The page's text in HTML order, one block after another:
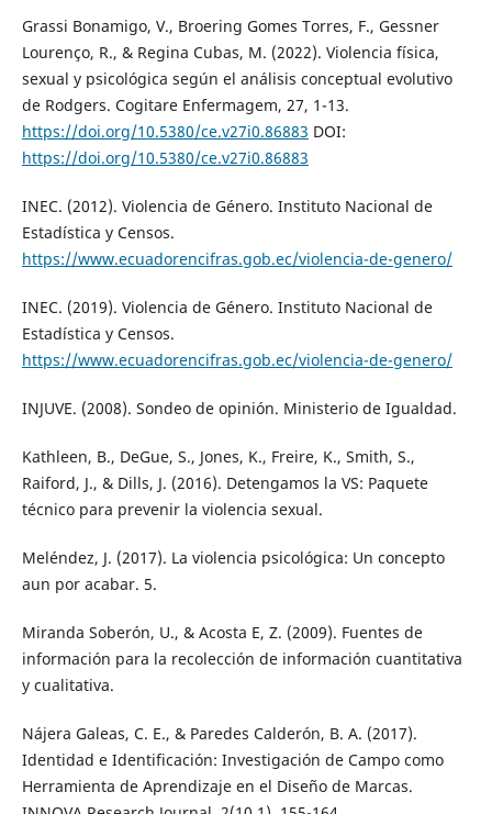
Grassi Bonamigo, V., Broering Gomes Torres, F., Gessner
Lourenço, R., & Regina Cubas, M. (2022). Violencia física,
sexual y psicológica según el análisis conceptual evolutivo
de Rodgers. Cogitare Enfermagem, 27, 1-13.
https://doi.org/10.5380/ce.v27i0.86883 DOI:
https://doi.org/10.5380/ce.v27i0.86883
INEC. (2012). Violencia de Género. Instituto Nacional de
Estadística y Censos.
https://www.ecuadorencifras.gob.ec/violencia-de-genero/
INEC. (2019). Violencia de Género. Instituto Nacional de
Estadística y Censos.
https://www.ecuadorencifras.gob.ec/violencia-de-genero/
INJUVE. (2008). Sondeo de opinión. Ministerio de Igualdad.
Kathleen, B., DeGue, S., Jones, K., Freire, K., Smith, S.,
Raiford, J., & Dills, J. (2016). Detengamos la VS: Paquete
técnico para prevenir la violencia sexual.
Meléndez, J. (2017). La violencia psicológica: Un concepto
aun por acabar. 5.
Miranda Soberón, U., & Acosta E, Z. (2009). Fuentes de
información para la recolección de información cuantitativa
y cualitativa.
Nájera Galeas, C. E., & Paredes Calderón, B. A. (2017).
Identidad e Identificación: Investigación de Campo como
Herramienta de Aprendizaje en el Diseño de Marcas.